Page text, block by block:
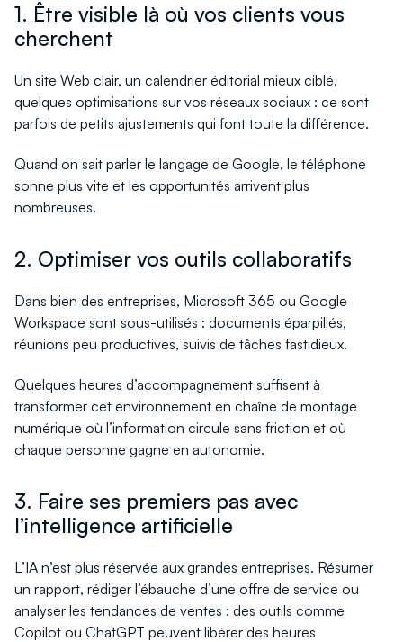
1. Être visible là où vos clients vous
cherchent
Un site Web clair, un calendrier éditorial mieux ciblé,
quelques optimisations sur vos réseaux sociaux : ce sont
parfois de petits ajustements qui font toute la différence.
Quand on sait parler le langage de Google, le téléphone
sonne plus vite et les opportunités arrivent plus
nombreuses.
2. Optimiser vos outils collaboratifs
Dans bien des entreprises, Microsoft 365 ou Google
Workspace sont sous-utilisés : documents éparpillés,
réunions peu productives, suivis de tâches fastidieux.
Quelques heures d’accompagnement suffisent à
transformer cet environnement en chaîne de montage
numérique où l’information circule sans friction et où
chaque personne gagne en autonomie.
3. Faire ses premiers pas avec
l’intelligence artificielle
L’IA n’est plus réservée aux grandes entreprises. Résumer
un rapport, rédiger l’ébauche d’une offre de service ou
analyser les tendances de ventes : des outils comme
Copilot ou ChatGPT peuvent libérer des heures